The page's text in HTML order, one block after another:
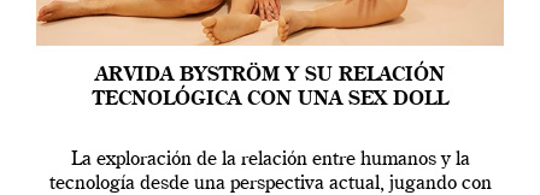
ARVIDA BYSTRÖM Y SU RELACIÓN
TECNOLÓGICA CON UNA SEX DOLL
La exploración de la relación entre humanos y la
tecnología desde una perspectiva actual, jugando con